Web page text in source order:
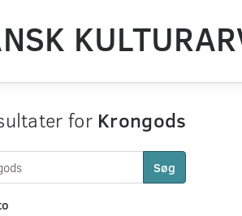
for Krongods
Søg